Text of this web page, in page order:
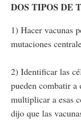
DOS TIPOS DE
1) Hacer vacunas
mutaciones
2) Identificar las
pueden combatir a
multiplicar a esas
dijo que las